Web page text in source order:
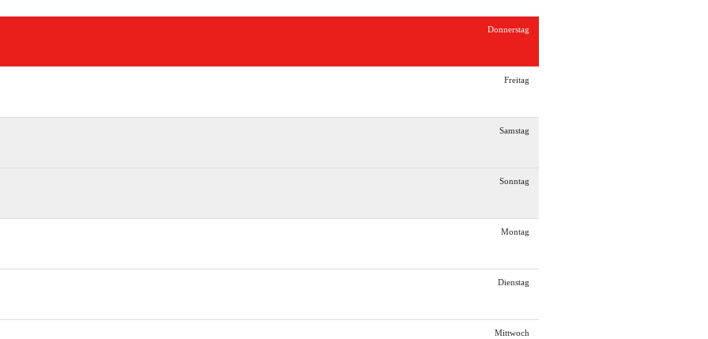
Donnerstag
Freitag
Samstag
Sonntag
Montag
Dienstag
Mittwoch